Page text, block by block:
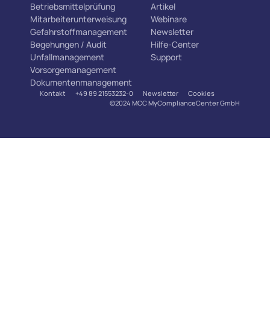
Betriebsmittelprüfung
Mitarbeiterunterweisung
Gefahrstoffmanagement
Begehungen / Audit
Unfallmanagement
Vorsorgemanagement
Dokumentenmanagement
Artikel
Webinare
Newsletter
Hilfe-Center
Support
Kontakt +49 89 21553232-0 Newsletter
Cookies
©2024 MCC MyComplianceCenter GmbH